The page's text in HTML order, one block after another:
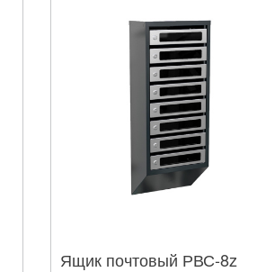
Ящик почтовый РВС-8z